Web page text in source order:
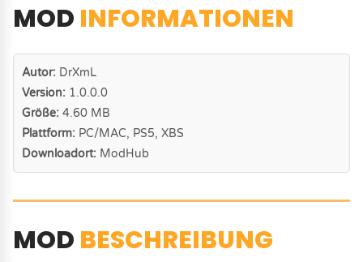
MOD INFORMATIONEN
Autor: DrXmL
Version: 1.0.0.0
Größe: 4.60 MB
Plattform: PC/MAC, PS5, XBS
Downloadort: ModHub
MOD BESCHREIBUNG